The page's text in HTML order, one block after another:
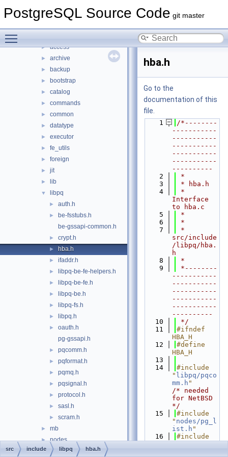
PostgreSQL Source Code git master
► common
► access
► archive
► backup
► bootstrap
► catalog
► commands
► common
► datatype
► executor
► fe_utils
► foreign
► jit
► lib
▼ libpq
► auth.h
►
be-fsstubs.h
be-gssapi-common.h
► crypt.h
► hba.h
► ifaddr.h
► libpq-be-fe-helpers.h
► libpq-be-fe.h
► libpq-be.h
► libpq-fs.h
► libpq.h
►
oauth.h
pg-gssapi.h
► pqcomm.h
► pqformat.h
► pqmq.h
► pqsignal.h
► protocol.h
► sasl.h
► scram.h
► mb
► nodes
► optimizer
hba.h
Go to the
documentation of this
file.
    1
/*--------
-----------
-----------
-----------
-----------
-----------
----------
    2
*
    3
* hba.h
    4
*
Interface
to hba.c
    5
*
    6
*
    7
*
src/include
/libpq/hba.
h
    8
*
    9
*--------
-----------
-----------
-----------
-----------
-----------
----------
   10
*/
   11
#ifndef
HBA_H
   12
#define
HBA_H
   13
   14
#include
" libpq/pqco
mm.h "
/* needed
for NetBSD
*/
   15
#include
" nodes/pg_l
ist.h "
   16
#include
src include libpq hba.h